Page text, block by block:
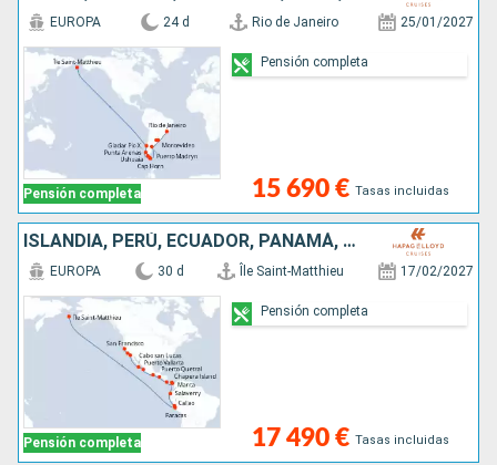
Pensión completa
EUROPA 24 d Rio de Janeiro 25/01/2027
15 690 € Tasas incluidas
Pensión completa
ISLANDIA, PERÚ, ECUADOR, PANAMÁ, COSTA RICA, GUATEMALA, MÉXICO, ESTADOS UNIDOS
Pensión completa
EUROPA 30 d Île Saint-Matthieu 17/02/2027
17 490 € Tasas incluidas
Pensión completa